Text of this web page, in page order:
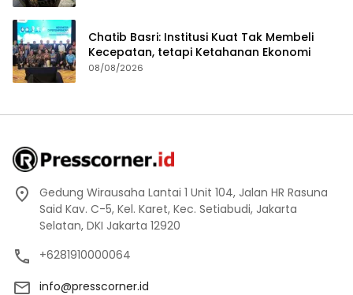
Chatib Basri: Institusi Kuat Tak Membeli
Kecepatan, tetapi Ketahanan Ekonomi
08/08/2026
Gedung Wirausaha Lantai 1 Unit 104, Jalan HR Rasuna
Said Kav. C-5, Kel. Karet, Kec. Setiabudi, Jakarta
Selatan, DKI Jakarta 12920
+6281910000064
info@presscorner.id